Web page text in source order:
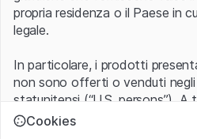
propria residenza o il Paese in
legale.
In particolare, i prodotti
non sono offerti o venduti
statunitensi (“U.S. persons”). A
statunitensi” vanno intese nel
Cookies